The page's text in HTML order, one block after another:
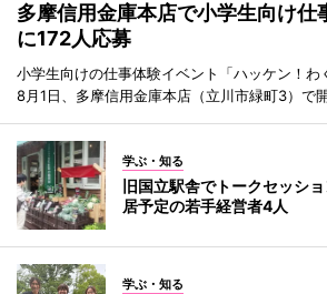
多摩信用金庫本店で小学生向け
に172人応募
小学生向けの仕事体験イベント「ハッケン！わ
8月1日、多摩信用金庫本店（立川市緑町3）で開
学ぶ・知る
旧国立駅舎でトークセッシ
居予定の若手経営者4人
学ぶ・知る